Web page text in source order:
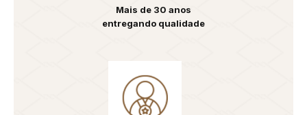
Mais de 30 anos
entregando qualidade